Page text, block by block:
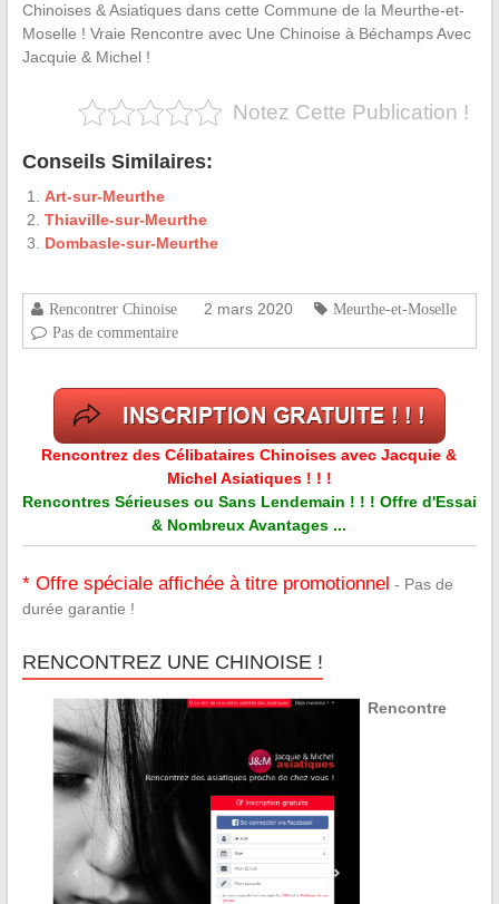
Chinoises & Asiatiques dans cette Commune de la Meurthe-et-
Moselle ! Vraie Rencontre avec Une Chinoise à Béchamps Avec
Jacquie & Michel !
Notez Cette Publication !
Conseils Similaires:
Art-sur-Meurthe
Thiaville-sur-Meurthe
Dombasle-sur-Meurthe
Rencontrer Chinoise 2 mars 2020
Meurthe-et-Moselle
Pas de commentaire
Rencontrez des Célibataires Chinoises avec Jacquie &
Michel Asiatiques ! ! !
Rencontres Sérieuses ou Sans Lendemain ! ! ! Offre d'Essai
& Nombreux Avantages ...
* Offre spéciale affichée à titre promotionnel - Pas de
durée garantie !
RENCONTREZ UNE CHINOISE !
Rencontre